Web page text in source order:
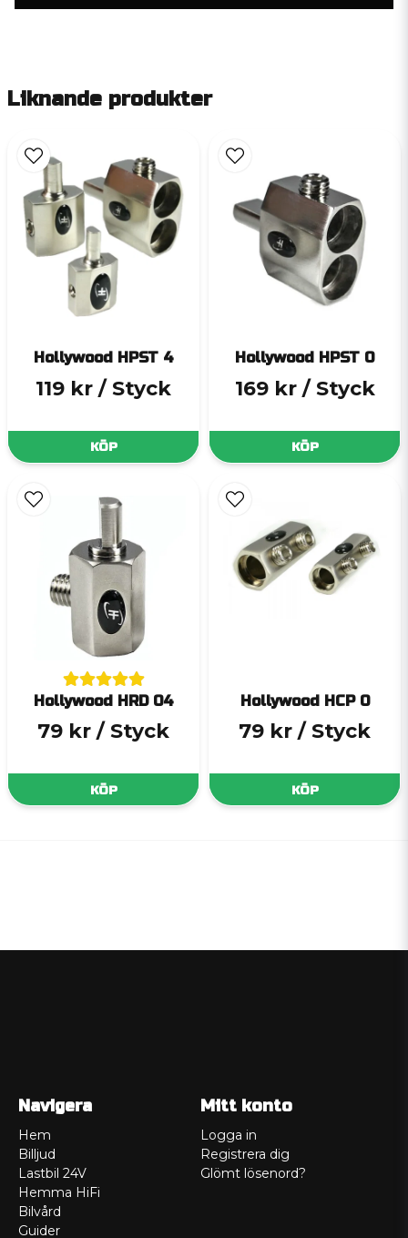
Liknande produkter
Hollywood HPST 4
119 kr / Styck
KÖP
Hollywood HPST 0
169 kr / Styck
KÖP
Hollywood HRD 04
79 kr / Styck
KÖP
Hollywood HCP 0
79 kr / Styck
KÖP
Navigera
Hem
Billjud
Lastbil 24V
Hemma HiFi
Bilvård
Guider
Mitt konto
Logga in
Registrera dig
Glömt lösenord?